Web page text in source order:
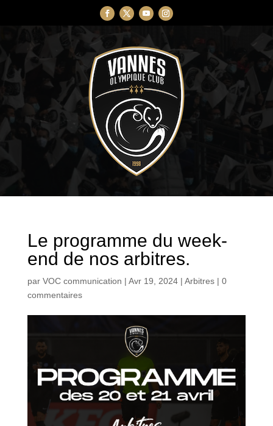
Le programme du week-
end de nos arbitres.
par VOC communication | Avr 19, 2024| Arbitres| 0
commentaires